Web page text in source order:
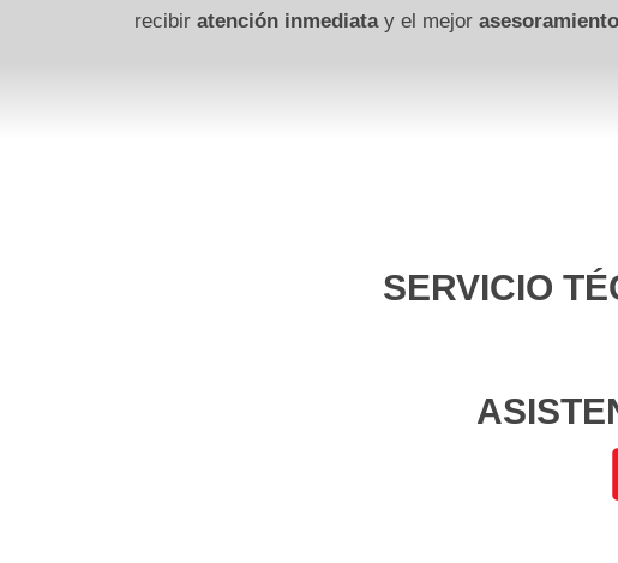
recibir atención inmediatay el mejor asesoramiento
SERVICIO